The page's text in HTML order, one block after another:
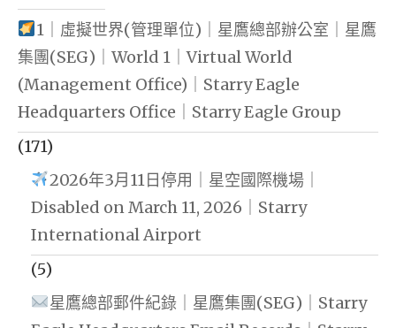
1｜虛擬世界(管理單位)｜星鷹總部辦公室｜星鷹
集團(SEG)｜World 1｜Virtual World
(Management Office)｜Starry Eagle
Headquarters Office｜Starry Eagle Group
(171)
2026年3月11日停用｜星空國際機場｜
Disabled on March 11, 2026｜Starry
International Airport
(5)
星鷹總部郵件紀錄｜星鷹集團(SEG)｜Starry